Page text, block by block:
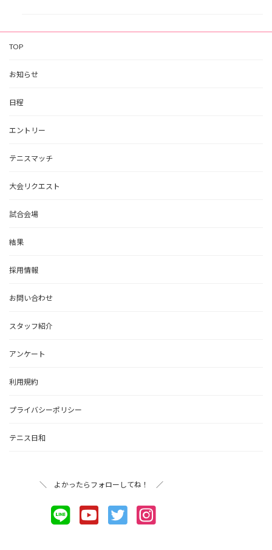
TOP
お知らせ
日程
エントリー
テニスマッチ
大会リクエスト
試合会場
結果
採用情報
お問い合わせ
スタッフ紹介
アンケート
利用規約
プライバシーポリシー
テニス日和
＼ よかったらフォローしてね！ ／